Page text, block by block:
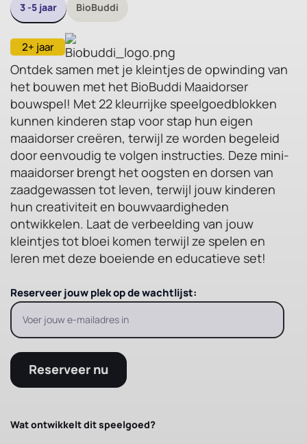
3 -5 jaar BioBuddi
2+ jaar
Ontdek samen met je kleintjes de opwinding van
het bouwen met het BioBuddi Maaidorser
bouwspel! Met 22 kleurrijke speelgoedblokken
kunnen kinderen stap voor stap hun eigen
maaidorser creëren, terwijl ze worden begeleid
door eenvoudig te volgen instructies. Deze mini-
maaidorser brengt het oogsten en dorsen van
zaadgewassen tot leven, terwijl jouw kinderen
hun creativiteit en bouwvaardigheden
ontwikkelen. Laat de verbeelding van jouw
kleintjes tot bloei komen terwijl ze spelen en
leren met deze boeiende en educatieve set!
Reserveer jouw plek op de wachtlijst:
Reserveer nu
Wat ontwikkelt dit speelgoed?